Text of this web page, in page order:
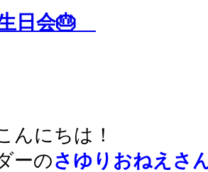
日会🎂
んにちは！
ーのさゆり おねえさ